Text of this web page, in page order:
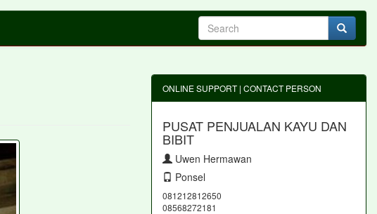
ONLINE SUPPORT | CONTACT PERSON
PUSAT PENJUALAN KAYU DAN
BIBIT
Uwen Hermawan
Ponsel
081212812650
08568272181